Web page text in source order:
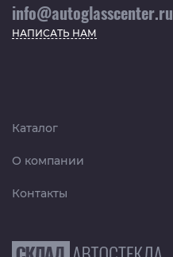
info@autoglasscenter.ru
НАПИСАТЬ НАМ
Каталог
О компании
Контакты